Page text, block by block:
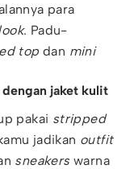
para
Padu-
topdan mini
dengan jaket kulit
pakai stripped
jadikan outfit
sneakerswarna